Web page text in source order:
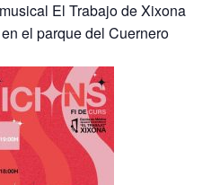
El Trabajo de Xixona
el parque del Cuernero